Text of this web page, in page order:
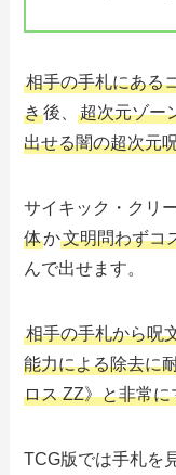
相手の手札にある
き後、超次元ゾー
出せる闇の超次元
サイキック・クリ
体か文明問わずコ
んで出せます。
相手の手札から呪
能力による除去に
ロス ZZ》と非常に
TCG版では手札を